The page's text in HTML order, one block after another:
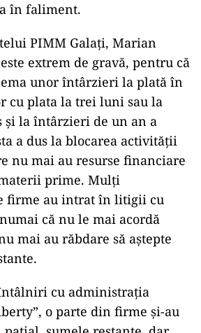
în faliment.
PIMM Galați, Marian
extrem de gravă, pentru că
unor întârzieri la plată în
cu plata la trei luni sau la
și la întârzieri de un an a
a dus la blocarea activității
nu mai au resurse financiare
prime. Mulți
firme au intrat în litigii cu
că nu le mai acordă
mai au răbdare să aștepte
cu administrația
o parte din firme și-au